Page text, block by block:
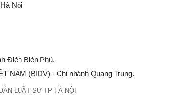
Nội
Điện Biên Phủ.
NAM (BIDV) - Chi nhánh Quang Trung.
LUẬT SƯ TP HÀ NỘI